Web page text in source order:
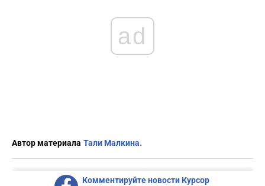
ad
Автор материала Тали Малкина.
Комментируйте новости Курсор